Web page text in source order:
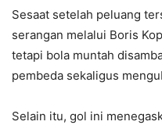
Sesaat setelah peluang
serangan melalui Boris
tetapi bola muntah
pembeda sekaligus
Selain itu, gol ini